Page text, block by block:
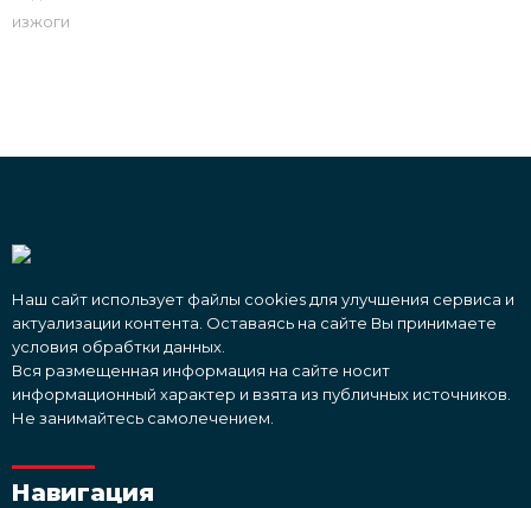
Наш сайт использует файлы cookies для улучшения сервиса и
актуализации контента. Оставаясь на сайте Вы принимаете
условия обрабтки данных.
Вся размещенная информация на сайте носит
информационный характер и взята из публичных источников.
Не занимайтесь самолечением.
Навигация